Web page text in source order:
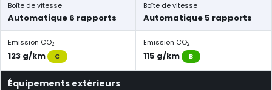
Boîte de vitesse
Automatique 6 rapports
Boîte de vitesse
Automatique 5 rapports
Emission CO2
123 g/km C
Emission CO2
115 g/km B
Équipements extérieurs